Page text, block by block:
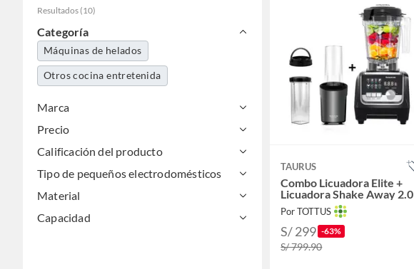
Resultados (10)
Categoría
Máquinas de helados
Otros cocina entretenida
Marca
Precio
Calificación del producto
Tipo de pequeños electrodomésticos
Material
Capacidad
TAURUS
Combo Licuadora Elite +
Licuadora Shake Away 2.0
Por TOTTUS
S/ 299 -63%
S/ 799.90